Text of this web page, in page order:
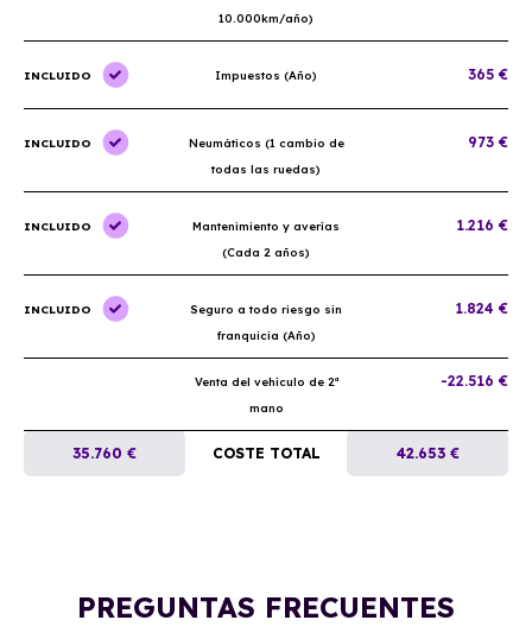
10.000km/año)
INCLUIDO Impuestos (Año) 365 €
INCLUIDO
Neumáticos (1 cambio de
todas las ruedas)
973 €
INCLUIDO
Mantenimiento y averías
(Cada 2 años)
1.216 €
INCLUIDO
Seguro a todo riesgo sin
franquicia (Año)
1.824 €
Venta del vehículo de 2ª
mano
-22.516 €
35.760 € COSTE TOTAL 42.653 €
PREGUNTAS FRECUENTES